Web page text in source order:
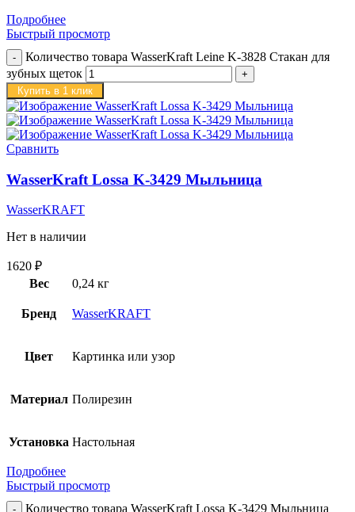
Подробнее
Быстрый просмотр
Количество товара WasserKraft Leine K-3828 Стакан для
зубных щеток
Купить в 1 клик
Сравнить
WasserKraft Lossa K-3429 Мыльница
WasserKRAFT
Нет в наличии
1620 ₽
Вес
0,24 кг
Бренд WasserKRAFT
Цвет Картинка или узор
Материал Полирезин
Установка Настольная
Подробнее
Быстрый просмотр
Количество товара WasserKraft Lossa K-3429 Мыльница